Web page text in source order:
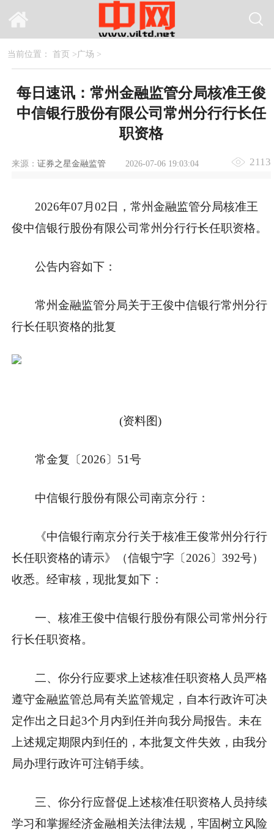
当前位置： 首页 >广场 >
每日速讯：常州金融监管分局核准王俊
中信银行股份有限公司常州分行行长任
职资格
来源： 证券之星金融监管 2026-07-06 19:03:04 2113
2026年07月02日，常州金融监管分局核准王
俊中信银行股份有限公司常州分行行长任职资格。
公告内容如下：
常州金融监管分局关于王俊中信银行常州分行
行长任职资格的批复
(资料图)
常金复〔2026〕51号
中信银行股份有限公司南京分行：
《中信银行南京分行关于核准王俊常州分行行
长任职资格的请示》（信银宁字〔2026〕392号）
收悉。经审核，现批复如下：
一、核准王俊中信银行股份有限公司常州分行
行长任职资格。
二、你分行应要求上述核准任职资格人员严格
遵守金融监管总局有关监管规定，自本行政许可决
定作出之日起3个月内到任并向我分局报告。未在
上述规定期限内到任的，本批复文件失效，由我分
局办理行政许可注销手续。
三、你分行应督促上述核准任职资格人员持续
学习和掌握经济金融相关法律法规，牢固树立风险